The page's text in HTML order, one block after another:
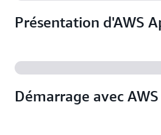
Présentation d'AWS
Démarrage avec